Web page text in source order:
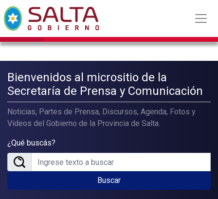
Bienvenidos al micrositio de la
Secretaría de Prensa y Comunicación
Noticias, Partes de Prensa, Discursos, Agenda, Fotos y
Videos del Gobierno de la Provincia de Salta.
¿Qué buscás?
Buscar